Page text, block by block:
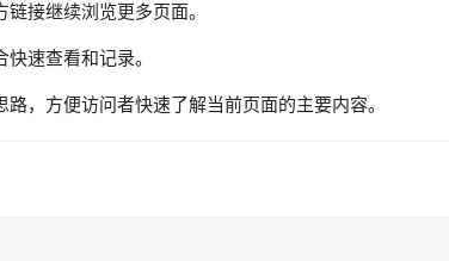
接继续浏览更多页面。
速查看和记录。
，方便访问者快速了解当前页面的主要内容。